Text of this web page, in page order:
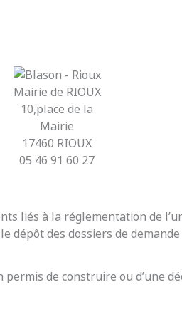
Mairie de RIOUX
10,place de la
Mairie
17460 RIOUX
05 46 91 60 27
liés à la réglementation de
dépôt des dossiers de
de construire ou d’une